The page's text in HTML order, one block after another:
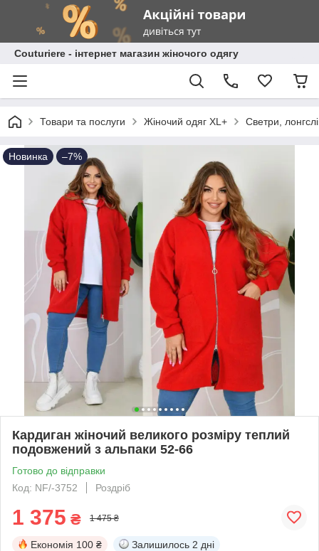
Сouturiere - інтернет магазин жіночого одягу
Товари та послуги Жіночий одяг XL+ Светри,
Новинка –7%
Кардиган жіночий великого розміру теплий
подовжений з альпаки 52-66
Готово до відправки
Код: NF/-3752
Роздріб
1 375 ₴ 1 475 ₴
Економія 100 ₴ Залишилось 2 дні